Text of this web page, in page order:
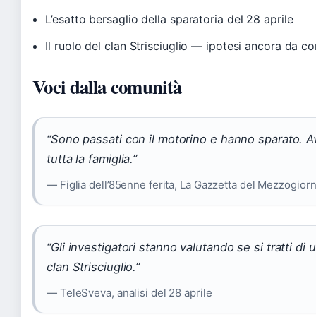
L’esatto bersaglio della sparatoria del 28 aprile
Il ruolo del clan Strisciuglio — ipotesi ancora da
Voci dalla comunità
“Sono passati con il motorino e hanno sparato.
tutta la famiglia.”
— Figlia dell’85enne ferita, La Gazzetta del
“Gli investigatori stanno valutando se si tratti di
clan Strisciuglio.”
— TeleSveva, analisi del 28 aprile